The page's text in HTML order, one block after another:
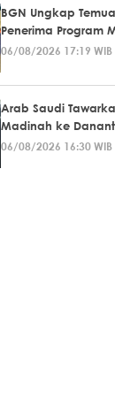
BGN Ungkap
Penerima Program
06/08/2026 17:19 WIB
Arab Saudi
Madinah ke
06/08/2026 16:30 WIB